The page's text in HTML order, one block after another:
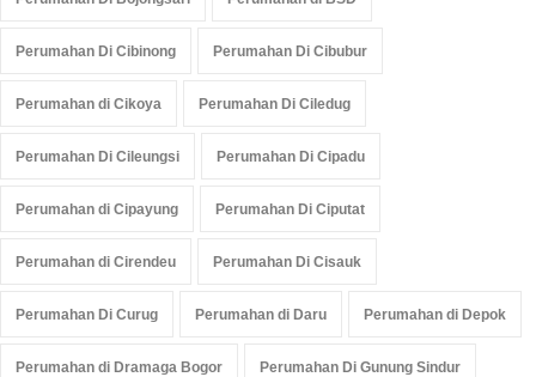
Perumahan Di Cibinong Perumahan Di Cibubur
Perumahan di Cikoya Perumahan Di Ciledug
Perumahan Di Cileungsi Perumahan Di Cipadu
Perumahan di Cipayung Perumahan Di Ciputat
Perumahan di Cirendeu Perumahan Di Cisauk
Perumahan Di Curug Perumahan di Daru Perumahan di Depok
Perumahan di Dramaga Bogor Perumahan Di Gunung Sindur